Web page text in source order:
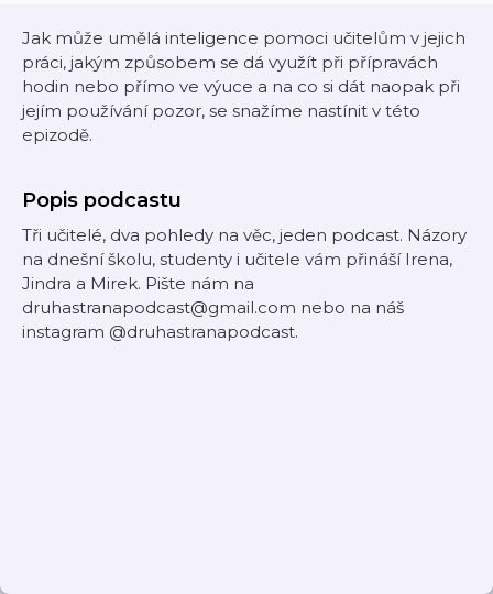
Jak může umělá inteligence pomoci učitelům v jejich
práci, jakým způsobem se dá využít při přípravách
hodin nebo přímo ve výuce a na co si dát naopak při
jejím používání pozor, se snažíme nastínit v této
epizodě.
Popis podcastu
Tři učitelé, dva pohledy na věc, jeden podcast. Názory
na dnešní školu, studenty i učitele vám přináší Irena,
Jindra a Mirek. Pište nám na
druhastranapodcast@gmail.com nebo na náš
instagram @druhastranapodcast.